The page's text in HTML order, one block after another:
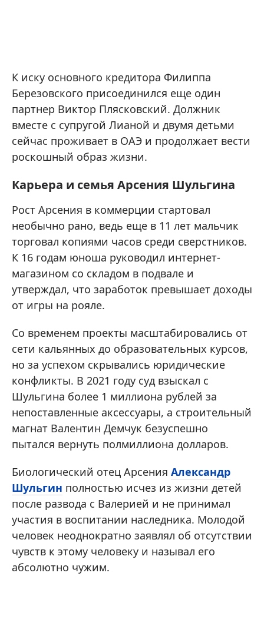
К иску основного кредитора Филиппа
Березовского присоединился еще один
партнер Виктор Плясковский. Должник
вместе с супругой Лианой и двумя детьми
сейчас проживает в ОАЭ и продолжает вести
роскошный образ жизни.
Карьера и семья Арсения Шульгина
Рост Арсения в коммерции стартовал
необычно рано, ведь еще в 11 лет мальчик
торговал копиями часов среди сверстников.
К 16 годам юноша руководил интернет-
магазином со складом в подвале и
утверждал, что заработок превышает доходы
от игры на рояле.
Со временем проекты масштабировались от
сети кальянных до образовательных курсов,
но за успехом скрывались юридические
конфликты. В 2021 году суд взыскал с
Шульгина более 1 миллиона рублей за
непоставленные аксессуары, а строительный
магнат Валентин Демчук безуспешно
пытался вернуть полмиллиона долларов.
Биологический отец Арсения Александр
Шульгин полностью исчез из жизни детей
после развода с Валерией и не принимал
участия в воспитании наследника. Молодой
человек неоднократно заявлял об отсутствии
чувств к этому человеку и называл его
абсолютно чужим.